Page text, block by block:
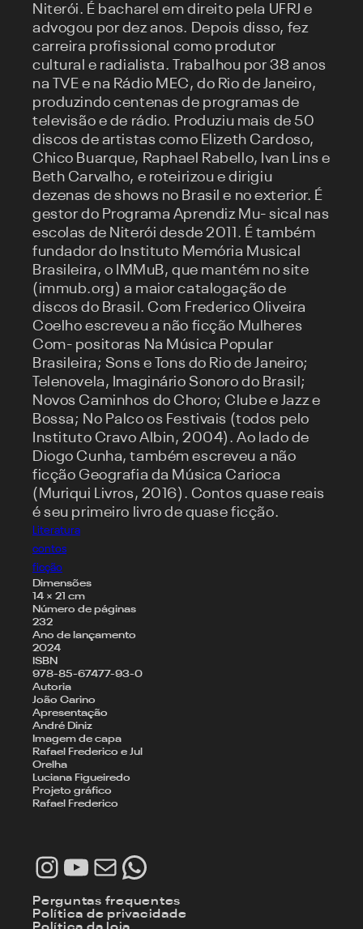
Niterói. É bacharel em direito pela UFRJ e
advogou por dez anos. Depois disso, fez
carreira profissional como produtor
cultural e radialista. Trabalhou por 38 anos
na TVE e na Rádio MEC, do Rio de Janeiro,
produzindo centenas de programas de
televisão e de rádio. Produziu mais de 50
discos de artistas como Elizeth Cardoso,
Chico Buarque, Raphael Rabello, Ivan Lins e
Beth Carvalho, e roteirizou e dirigiu
dezenas de shows no Brasil e no exterior. É
gestor do Programa Aprendiz Mu- sical nas
escolas de Niterói desde 2011. É também
fundador do Instituto Memória Musical
Brasileira, o IMMuB, que mantém no site
(immub.org) a maior catalogação de
discos do Brasil. Com Frederico Oliveira
Coelho escreveu a não ficção Mulheres
Com- positoras Na Música Popular
Brasileira; Sons e Tons do Rio de Janeiro;
Telenovela, Imaginário Sonoro do Brasil;
Novos Caminhos do Choro; Clube e Jazz e
Bossa; No Palco os Festivais (todos pelo
Instituto Cravo Albin, 2004). Ao lado de
Diogo Cunha, também escreveu a não
ficção Geografia da Música Carioca
(Muriqui Livros, 2016). Contos quase reais
é seu primeiro livro de quase ficção.
Literatura
contos
ficção
Dimensões
14 × 21 cm
Número de páginas
232
Ano de lançamento
2024
ISBN
978-85-67477-93-0
Autoria
João Carino
Apresentação
André Diniz
Imagem de capa
Rafael Frederico e Jul
Orelha
Luciana Figueiredo
Projeto gráfico
Rafael Frederico
Instagram
Youtube
E-mailWhatsApp
Perguntas frequentes
Política de privacidade